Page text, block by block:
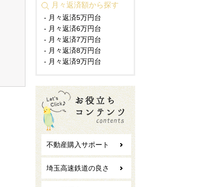
月々返済額から探す
- 月々返済5万円台
- 月々返済6万円台
- 月々返済7万円台
- 月々返済8万円台
- 月々返済9万円台
不動産購入サポート
埼玉高速鉄道の良さ